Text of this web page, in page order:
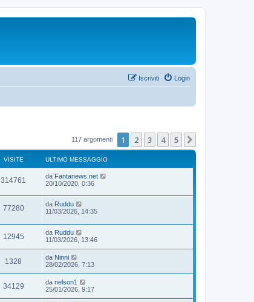
Login
Iscriviti
117 argomenti 1 2 3 4 5
VISITE ULTIMO MESSAGGIO
314761 da Fantanews.net
20/10/2020, 0:36
77280 da Ruddu
11/03/2026, 14:35
12945 da Ruddu
11/03/2026, 13:46
1328 da Ninni
28/02/2026, 7:13
34129 da nelson1
25/01/2026, 9:17